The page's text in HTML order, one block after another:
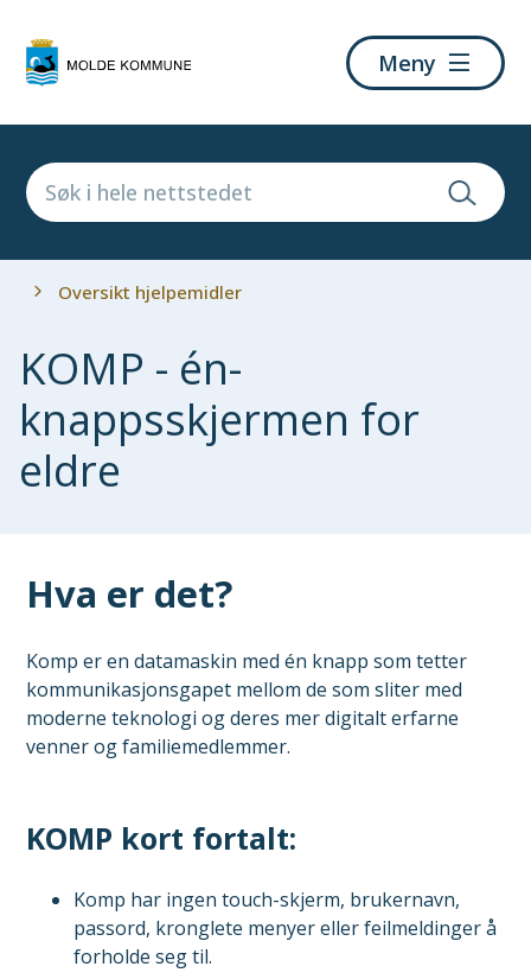
kommune
Meny
Du
Oversikt hjelpemidler
KOMP - én-
knappsskjermen for
eldre
Hva er det?
Komp er en datamaskin med én knapp som tetter
kommunikasjonsgapet mellom de som sliter med
moderne teknologi og deres mer digitalt erfarne
venner og familiemedlemmer.
KOMP kort fortalt:
Komp har ingen touch-skjerm, brukernavn,
passord, kronglete menyer eller feilmeldinger å
forholde seg til.